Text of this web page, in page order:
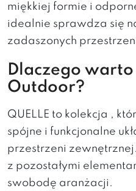
miękkiej formie i
idealnie sprawdza się
zadaszonych
Dlaczego warto
Outdoor?
QUELLE to kolekcja ,
spójne i funkcjonalne
przestrzeni
z pozostałymi
swobodę aranżacji.